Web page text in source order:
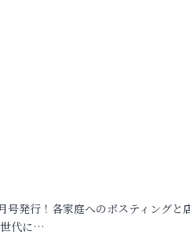
号発行！各家庭へのポスティングと
世代に…